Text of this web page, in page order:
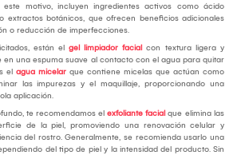
motivo, incluyen ingredientes activos como ácido
extractos botánicos, que ofrecen beneficios adicionales
o reducción de imperfecciones.
están el gel limpiador facial con textura ligera y
una espuma suave al contacto con el agua para quitar
el agua micelar que contiene micelas que actúan como
las impurezas y el maquillaje, proporcionando una
aplicación.
te recomendamos el exfoliante facial que elimina las
de la piel, promoviendo una renovación celular y
del rostro. Generalmente, se recomienda usarlo una
del tipo de piel y la intensidad del producto. Sin